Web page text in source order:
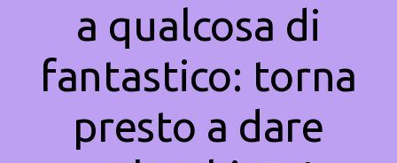
a qualcosa di
fantastico: torna
presto a dare